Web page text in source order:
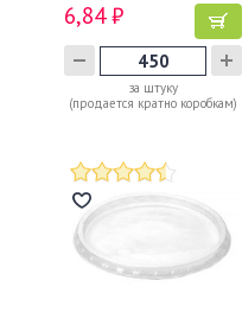
6,84 ₽
за штуку
(продается кратно коробкам)